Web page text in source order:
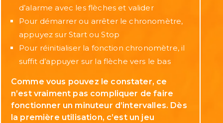
d’alarme avec les flèches et valider
Pour démarrer ou arrêter le chronomètre,
appuyez sur Start ou Stop
Pour réinitialiser la fonction chronomètre, il
suffit d’appuyer sur la flèche vers le bas
Comme vous pouvez le constater, ce
n’est vraiment pas compliquer de faire
fonctionner un minuteur d’intervalles. Dès
la première utilisation, c’est un jeu